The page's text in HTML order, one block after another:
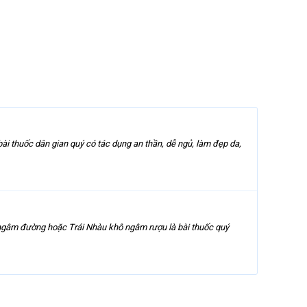
thuốc dân gian quý có tác dụng an thần, dễ ngủ, làm đẹp da,
đường hoặc Trái Nhàu khô ngâm rượu là bài thuốc quý